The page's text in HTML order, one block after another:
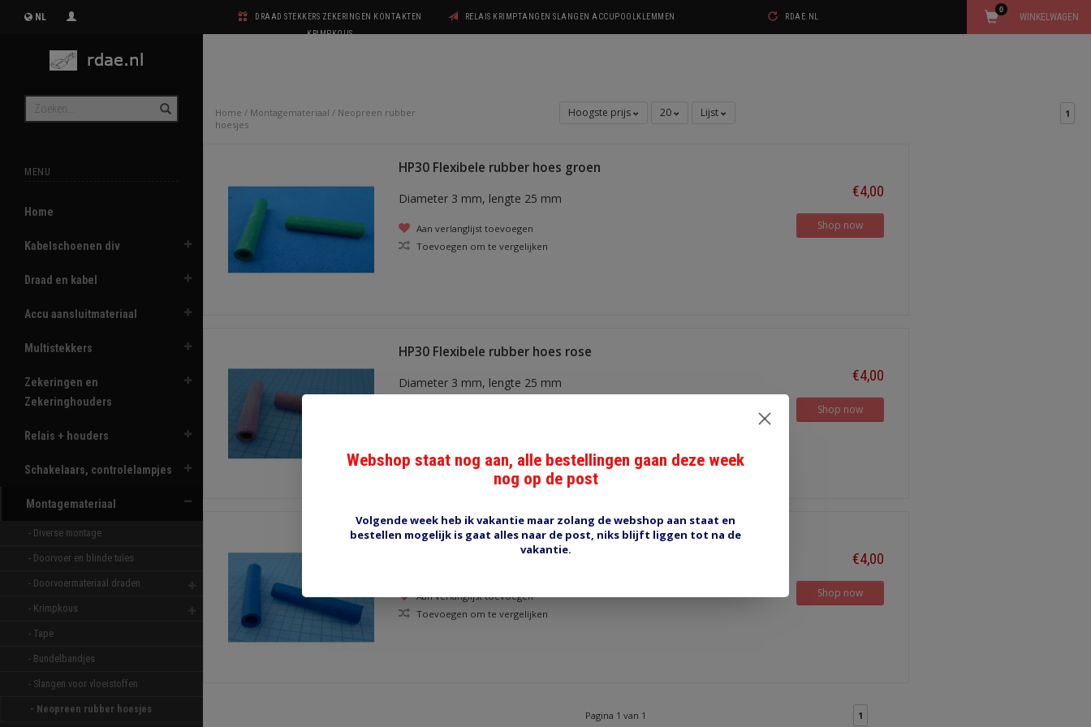
NL
DRAAD STEKKERS ZEKERINGEN KONTAKTEN
KRIMPKOUS
RELAIS KRIMPTANGEN SLANGEN ACCUPOOLKLEMMEN RDAE.NL WINKELWAGEN
0
MENU
Home
Kabelschoenen div
Draad en kabel
Accu aansluitmateriaal
Multistekkers
Zekeringen en
Zekeringhouders
Relais + houders
Schakelaars, controlelampjes
Montagemateriaal
- Diverse montage
- Doorvoer en blinde tules
- Doorvoermateriaal draden
- Krimpkous
- Tape
- Bundelbandjes
- Slangen voor vloeistoffen
- Neopreen rubber hoesjes
Home / Montagemateriaal / Neopreen rubber
hoesjes
Hoogste prijs 20 Lijst 1
HP30 Flexibele rubber hoes groen
Diameter 3 mm, lengte 25 mm
Aan verlanglijst toevoegen
Toevoegen om te vergelijken
€4,00
Shop now
HP30 Flexibele rubber hoes rose
Diameter 3 mm, lengte 25 mm €4,00
Shop now
HP30 Flexibele rubber hoes blauw
Aan verlanglijst toevoegen
Toevoegen om te vergelijken
€4,00
Shop now
Pagina 1 van 1 1
Webshop staat nog aan, alle bestellingen gaan deze week
nog op de post
Volgende week heb ik vakantie maar zolang de webshop aan staat en
bestellen mogelijk is gaat alles naar de post, niks blijft liggen tot na de
vakantie.